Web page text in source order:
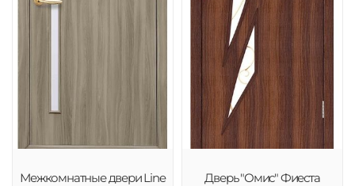
Межкомнатные двери Line
Дверь "Омис" Фиеста